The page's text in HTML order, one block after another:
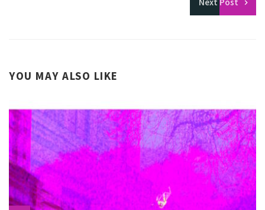
Next Post
YOU MAY ALSO LIKE